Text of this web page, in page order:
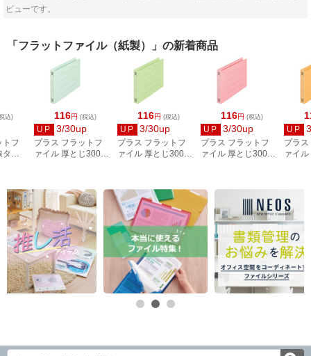
ビューです。
「フラットファイル（紙製）」の新着商品
116円 (税込)
UP 3/30up
プラス フラットフ
ァイル 厚とじ300
395
116円 (税込)
UP 3/30up
プラス フラットフ
ァイル 厚とじ300
396
116円 (税込)
UP 3/30up
プラス フラットフ
ァイル 厚とじ300
398
UP
プラ
ァイ
込)
トフ
タイ